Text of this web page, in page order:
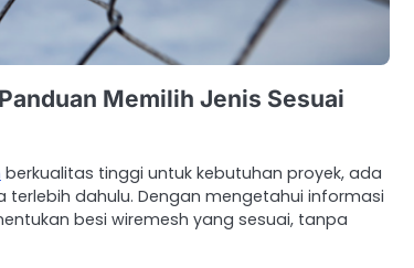
Memilih Jenis Sesuai
berkualitas tinggi untuk kebutuhan proyek, ada
dahulu. Dengan mengetahui informasi
besi wiremesh yang sesuai, tanpa